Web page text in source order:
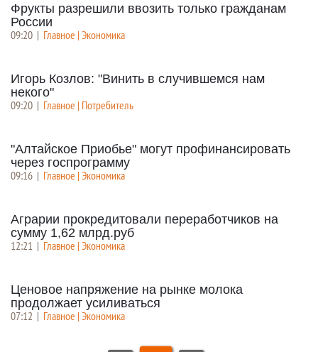
Фрукты разрешили ввозить только гражданам
России
09:20 | Главное | Экономика
Игорь Козлов: "Винить в случившемся нам
некого"
09:20 | Главное | Потребитель
"Алтайское Приобье" могут профинансировать
через госпрограмму
09:16 | Главное | Экономика
Аграрии прокредитовали переработчиков на
сумму 1,62 млрд.руб
12:21 | Главное | Экономика
Ценовое напряжение на рынке молока
продолжает усиливаться
07:12 | Главное | Экономика